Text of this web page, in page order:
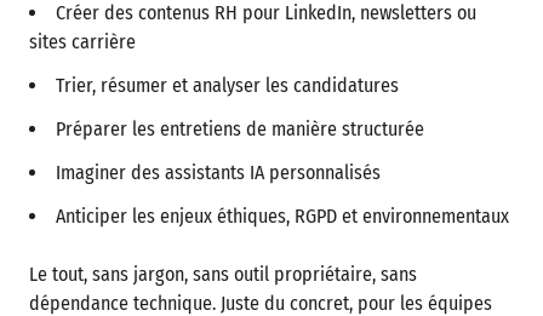
Créer des contenus RH pour LinkedIn, newsletters ou
sites carrière
Trier, résumer et analyser les candidatures
Préparer les entretiens de manière structurée
Imaginer des assistants IA personnalisés
Anticiper les enjeux éthiques, RGPD et environnementaux
Le tout, sans jargon, sans outil propriétaire, sans
dépendance technique. Juste du concret, pour les équipes